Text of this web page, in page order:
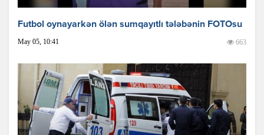
Futbol oynayarkən ölən sumqayıtlı tələbənin FOTOsu
May 05, 10:41 663